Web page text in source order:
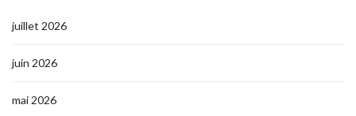
juillet 2026
juin 2026
mai 2026